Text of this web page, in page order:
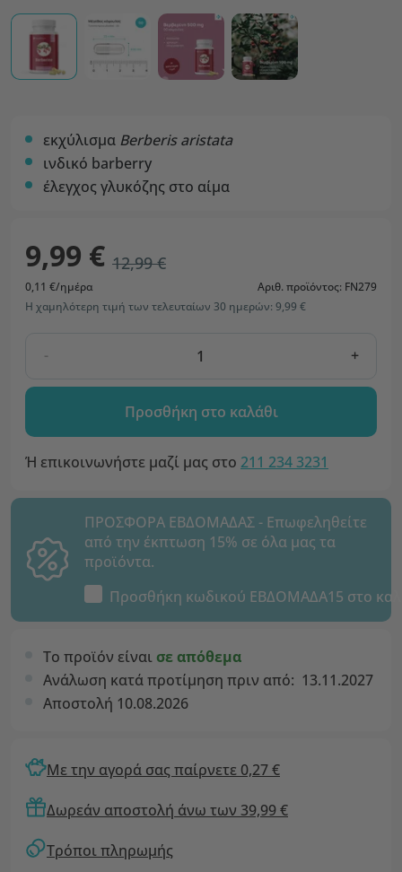
εκχύλισμα Berberis aristata
ινδικό barberry
έλεγχος γλυκόζης στο αίμα
9,99 € 12,99 €
0,11 €/ημέρα
Αριθ. προϊόντος: FN279
Η χαμηλότερη τιμή των τελευταίων 30 ημερών: 9,99 €
- +
Προσθήκη στο καλάθι
Ή επικοινωνήστε μαζί μας στο 211 234 3231
ΠΡΟΣΦΟΡΑ ΕΒΔΟΜΑΔΑΣ - Επωφεληθείτε
από την έκπτωση 15% σε όλα μας τα
προϊόντα.
Προσθήκη κωδικού ΕΒΔΟΜΑΔΑ15 στο
Το προϊόν είναι σε απόθεμα
Ανάλωση κατά προτίμηση πριν από: 13.11.2027
Αποστολή 10.08.2026
Με την αγορά σας παίρνετε 0,27 €
Δωρεάν αποστολή άνω των 39,99 €
Τρόποι πληρωμής